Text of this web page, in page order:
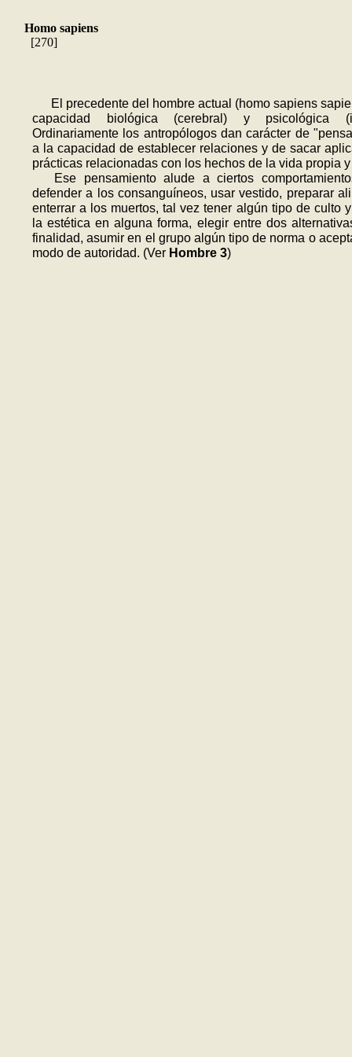
Homo sapiens
[270]
El precedente del hombre actual (homo sapiens
capacidad biológi­ca (cerebral) y psicológica
Ordinariamente los antropólogos dan carácter de
a la capacidad de establecer relaciones y de sacar
prácticas relacionadas con los hechos de la vida propia
Ese pensamiento alude a ciertos
defender a los consanguíneos, usar vestido, preparar
enterrar a los muertos, tal vez tener algún tipo de culto
la estética en alguna forma, elegir entre dos
finalidad, asumir en el grupo algún tipo de norma o
modo de autoridad. (Ver Hombre 3)